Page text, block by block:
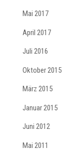
Mai 2017
April 2017
Juli 2016
Oktober 2015
März 2015
Januar 2015
Juni 2012
Mai 2011